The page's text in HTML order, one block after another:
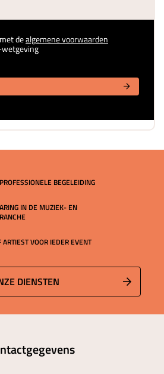
dealgemene voorwaarden
wetgeving
BEGELEIDING
IN DE MUZIEK- EN
VOOR IEDER EVENT
DIENSTEN